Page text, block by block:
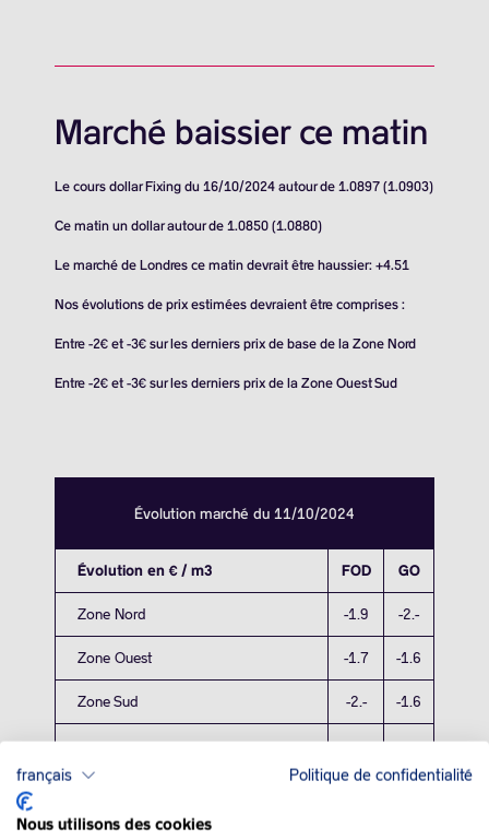
Marché baissier ce matin
Le cours dollar Fixing du 16/10/2024 autour de 1.0897 (1.0903)
Ce matin un dollar autour de 1.0850 (1.0880)
Le marché de Londres ce matin devrait être haussier: +4.51
Nos évolutions de prix estimées devraient être comprises :
Entre -2€ et -3€ sur les derniers prix de base de la Zone Nord
Entre -2€ et -3€ sur les derniers prix de la Zone Ouest Sud
Évolution marché du 11/10/2024
Évolution en € / m3 FOD GO
Zone Nord -1.9 -2.-
Zone Ouest -1.7 -1.6
Zone Sud -2.- -1.6
français Politique de confidentialité
Nous utilisons des cookies